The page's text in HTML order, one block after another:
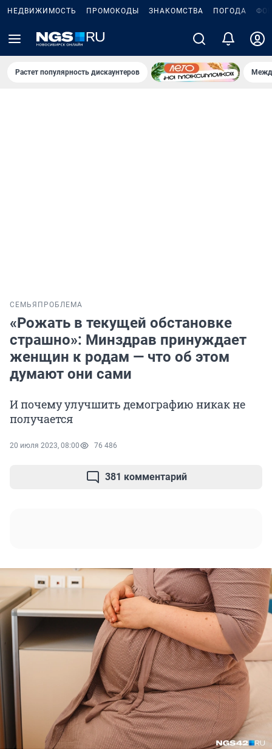
НЕДВИЖИМОСТЬ ПРОМОКОДЫ ЗНАКОМСТВА ПОГОДА
Растет популярность дискаунтеров
СЕМЬЯ ПРОБЛЕМА
«Рожать в текущей обстановке
страшно»: Минздрав принуждает
женщин к родам — что об этом
думают они сами
И почему улучшить демографию никак не
получается
20 июля 2023, 08:00 76 486
381 комментарий